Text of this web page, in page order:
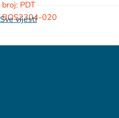
Sve vijesti